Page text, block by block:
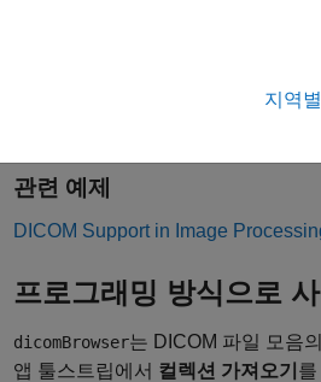
DICOMDIR 파일을 기준
관련 예제
DICOM Support in Image
프로그래밍 방식으로
dicomBrowser는 DICOM 파일 모음
앱 툴스트립에서 컬렉션 가져오기
지역